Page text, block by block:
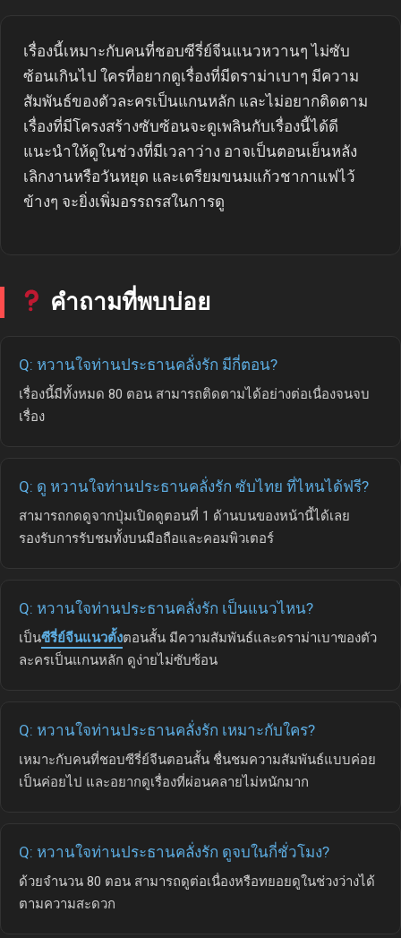
เรื่องนี้เหมาะกับคนที่ชอบซีรี่ย์จีนแนวหวานๆ ไม่ซับ
ซ้อนเกินไป ใครที่อยากดูเรื่องที่มีดราม่าเบาๆ มีความ
สัมพันธ์ของตัวละครเป็นแกนหลัก และไม่อยากติดตาม
เรื่องที่มีโครงสร้างซับซ้อนจะดูเพลินกับเรื่องนี้ได้ดี
แนะนำให้ดูในช่วงที่มีเวลาว่าง อาจเป็นตอนเย็นหลัง
เลิกงานหรือวันหยุด และเตรียมขนมแก้วชากาแฟไว้
ข้างๆ จะยิ่งเพิ่มอรรถรสในการดู
คำถามที่พบบ่อย
Q: หวานใจท่านประธานคลั่งรัก มีกี่ตอน?
เรื่องนี้มีทั้งหมด 80 ตอน สามารถติดตามได้อย่างต่อเนื่องจนจบ
เรื่อง
Q: ดู หวานใจท่านประธานคลั่งรัก ซับไทย ที่ไหนได้ฟรี?
สามารถกดดูจากปุ่มเปิดดูตอนที่ 1 ด้านบนของหน้านี้ได้เลย
รองรับการรับชมทั้งบนมือถือและคอมพิวเตอร์
Q: หวานใจท่านประธานคลั่งรัก เป็นแนวไหน?
เป็นซีรี่ย์จีนแนวตั้งตอนสั้น มีความสัมพันธ์และดราม่าเบาของตัว
ละครเป็นแกนหลัก ดูง่ายไม่ซับซ้อน
Q: หวานใจท่านประธานคลั่งรัก เหมาะกับใคร?
เหมาะกับคนที่ชอบซีรี่ย์จีนตอนสั้น ชื่นชมความสัมพันธ์แบบค่อย
เป็นค่อยไป และอยากดูเรื่องที่ผ่อนคลายไม่หนักมาก
Q: หวานใจท่านประธานคลั่งรัก ดูจบในกี่ชั่วโมง?
ด้วยจำนวน 80 ตอน สามารถดูต่อเนื่องหรือทยอยดูในช่วงว่างได้
ตามความสะดวก